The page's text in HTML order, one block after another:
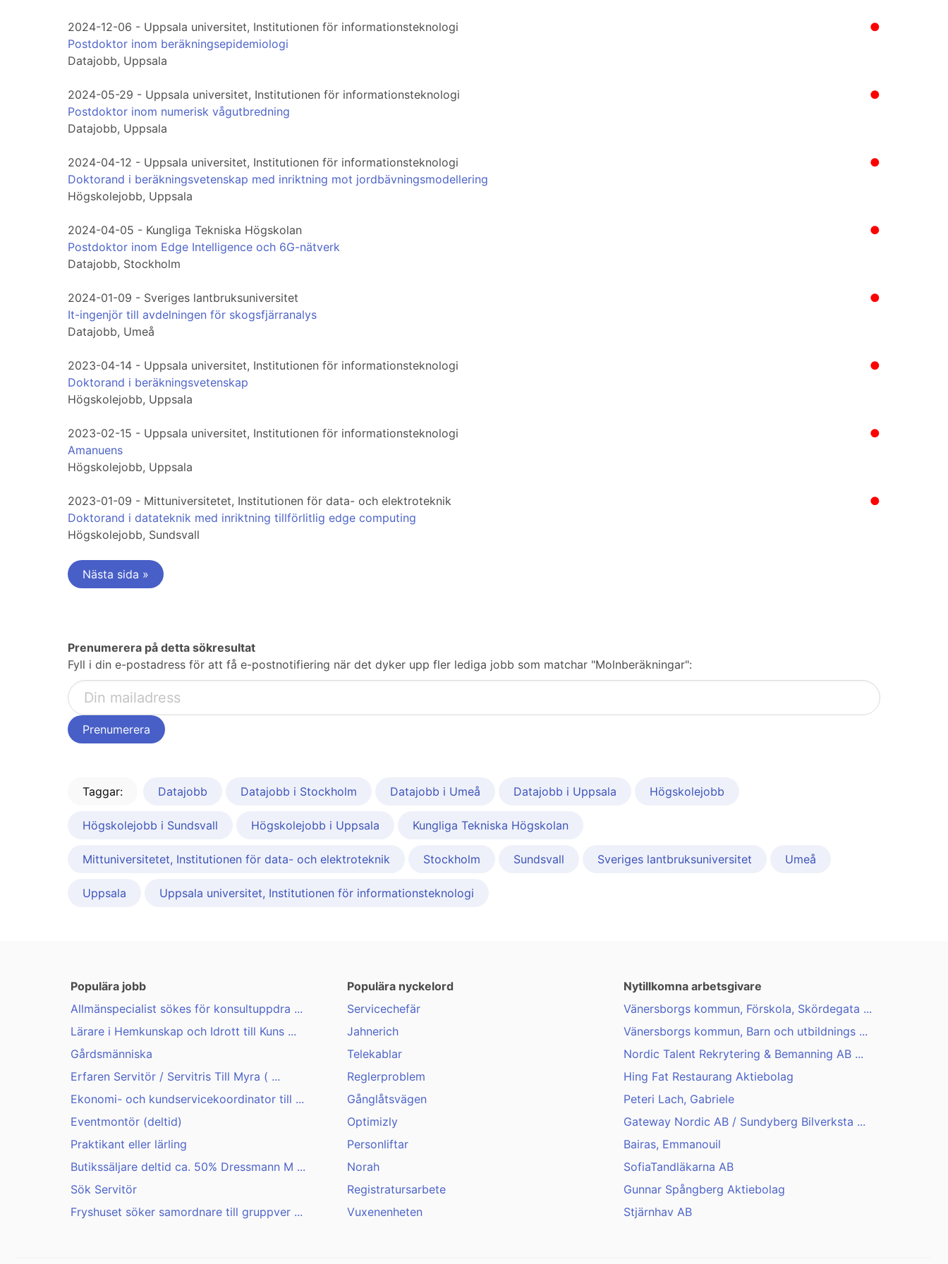
●
2024-12-06 - Uppsala universitet, Institutionen för informationsteknologi
Postdoktor inom beräkningsepidemiologi
Datajobb, Uppsala
●
2024-05-29 - Uppsala universitet, Institutionen för informationsteknologi
Postdoktor inom numerisk vågutbredning
Datajobb, Uppsala
●
2024-04-12 - Uppsala universitet, Institutionen för informationsteknologi
Doktorand i beräkningsvetenskap med inriktning mot jordbävningsmodellering
Högskolejobb, Uppsala
●
2024-04-05 - Kungliga Tekniska Högskolan
Postdoktor inom Edge Intelligence och 6G-nätverk
Datajobb, Stockholm
●
2024-01-09 - Sveriges lantbruksuniversitet
It-ingenjör till avdelningen för skogsfjärranalys
Datajobb, Umeå
●
2023-04-14 - Uppsala universitet, Institutionen för informationsteknologi
Doktorand i beräkningsvetenskap
Högskolejobb, Uppsala
●
2023-02-15 - Uppsala universitet, Institutionen för informationsteknologi
Amanuens
Högskolejobb, Uppsala
●
2023-01-09 - Mittuniversitetet, Institutionen för data- och elektroteknik
Doktorand i datateknik med inriktning tillförlitlig edge computing
Högskolejobb, Sundsvall
Nästa sida »
Prenumerera på detta sökresultat
Fyll i din e-postadress för att få e-postnotifiering när det dyker upp fler lediga jobb som matchar "Molnberäkningar":
Taggar: Datajobb Datajobb i Stockholm Datajobb i Umeå Datajobb i Uppsala Högskolejobb
Högskolejobb i Sundsvall Högskolejobb i Uppsala Kungliga Tekniska Högskolan
Mittuniversitetet, Institutionen för data- och elektroteknik Stockholm Sundsvall Sveriges lantbruksuniversitet Umeå
Uppsala Uppsala universitet, Institutionen för informationsteknologi
Populära jobb
Allmänspecialist sökes för konsultuppdra ...
Lärare i Hemkunskap och Idrott till Kuns ...
Gårdsmänniska
Erfaren Servitör / Servitris Till Myra ( ...
Ekonomi- och kundservicekoordinator till ...
Eventmontör (deltid)
Praktikant eller lärling
Butikssäljare deltid ca. 50% Dressmann M ...
Sök Servitör
Fryshuset söker samordnare till gruppver ...
Populära nyckelord
Servicechefär
Jahnerich
Telekablar
Reglerproblem
Gånglåtsvägen
Optimizly
Personliftar
Norah
Registratursarbete
Vuxenenheten
Nytillkomna arbetsgivare
Vänersborgs kommun, Förskola, Skördegata ...
Vänersborgs kommun, Barn och utbildnings ...
Nordic Talent Rekrytering & Bemanning AB ...
Hing Fat Restaurang Aktiebolag
Peteri Lach, Gabriele
Gateway Nordic AB / Sundyberg Bilverksta ...
Bairas, Emmanouil
SofiaTandläkarna AB
Gunnar Spångberg Aktiebolag
Stjärnhav AB